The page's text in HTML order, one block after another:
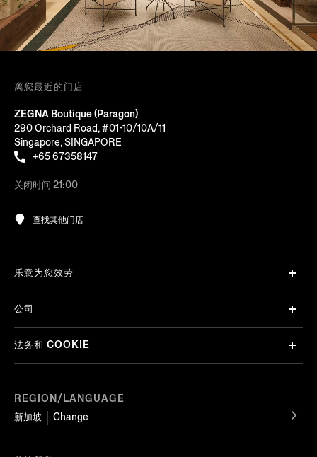
离您最近的门店
ZEGNA Boutique (Paragon)
290 Orchard Road, #01-10/10A/11
Singapore, SINGAPORE
+65 67358147
关闭时间 21:00
查找其他门店
REGION/LANGUAGE
新加坡
Change
乐意为您效劳
公司
法务和 COOKIE